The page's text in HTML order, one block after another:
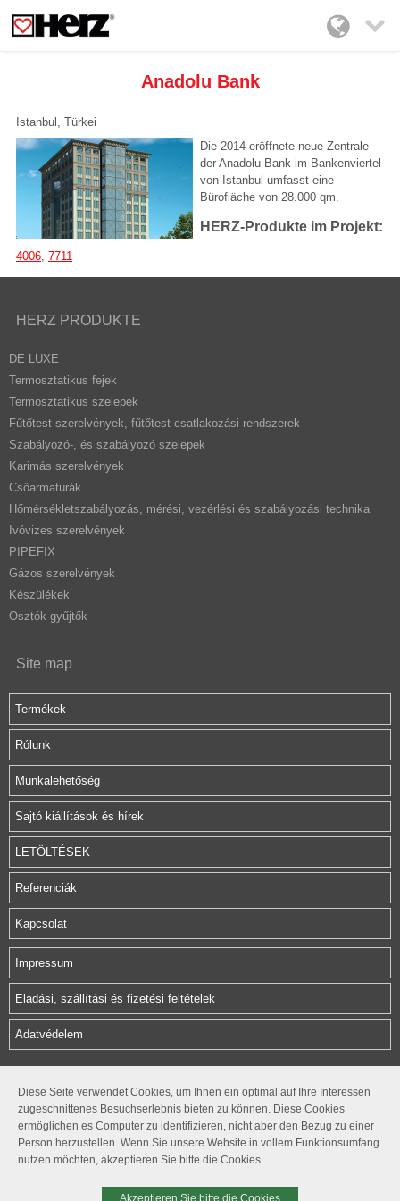
Diese Seite verwendet Cookies, um Ihnen ein optimal auf Ihre Interessen
zugeschnittenes Besuchserlebnis bieten zu können. Diese Cookies
ermöglichen es Computer zu identifizieren, nicht aber den Bezug zu einer
Person herzustellen. Wenn Sie unsere Website in vollem Funktionsumfang
nutzen möchten, akzeptieren Sie bitte die Cookies.
Akzeptieren Sie bitte die Cookies

Anadolu Bank
Istanbul, Türkei
Die 2014 eröffnete neue Zentrale
der Anadolu Bank im Bankenviertel
von Istanbul umfasst eine
Bürofläche von 28.000 qm.
HERZ-Produkte im Projekt:
4006, 7711
HERZ PRODUKTE
DE LUXE
Termosztatikus fejek
Termosztatikus szelepek
Fűtőtest-szerelvények, fűtőtest csatlakozási rendszerek
Szabályozó-, és szabályozó szelepek
Karimás szerelvények
Csőarmatúrák
Hőmérsékletszabályozás, mérési, vezérlési és szabályozási technika
Ivóvizes szerelvények
PIPEFIX
Gázos szerelvények
Készülékek
Osztók-gyűjtők
Site map
Termékek
Rólunk
Munkalehetőség
Sajtó kiállítások és hírek
LETÖLTÉSEK
Referenciák
Kapcsolat
Impressum
Eladási, szállítási és fizetési feltételek
Adatvédelem
Herz Armatura Hungária Kft.
Rétifarkas u. 10.
1172 Budapest
office@herzarmatura.hu